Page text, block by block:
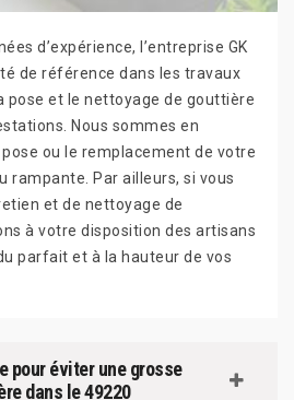
d’expérience, l’entreprise GK
de référence dans les travaux
pose et le nettoyage de gouttière
Nous sommes en
ou le remplacement de votre
rampante. Par ailleurs, si vous
et de nettoyage de
à votre disposition des artisans
parfait et à la hauteur de vos
pour éviter une grosse
dans le 49220